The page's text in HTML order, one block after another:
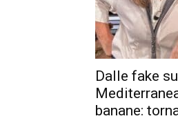
Dalle fake
banane: